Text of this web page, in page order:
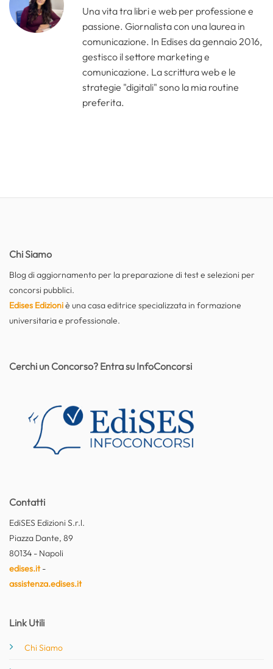
Una vita tra libri e web per professione e
passione. Giornalista con una laurea in
comunicazione. In Edises da gennaio 2016,
gestisco il settore marketing e
comunicazione. La scrittura web e le
strategie "digitali" sono la mia routine
preferita.
Chi Siamo
Blog di aggiornamento per la preparazione di test e selezioni per
concorsi pubblici.
Edises Edizioniè una casa editrice specializzata in formazione
universitaria e professionale.
Contatti
EdiSES Edizioni S.r.l.
Piazza Dante, 89
80134 - Napoli
edises.it-
assistenza.edises.it
Link Utili
Chi Siamo
Cerchi un Concorso? Entra su InfoConcorsi